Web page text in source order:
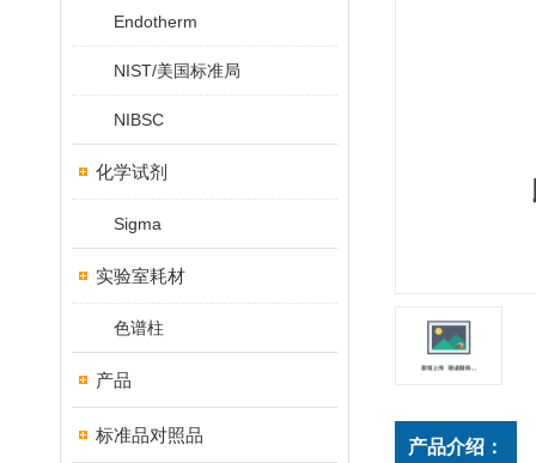
Endotherm
NIST/美国标准局
NIBSC
化学试剂
Sigma
实验室耗材
色谱柱
产品
标准品对照品
产品介绍：